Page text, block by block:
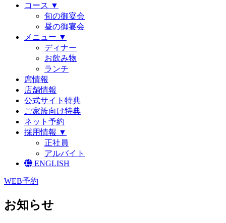
コース ▼
旬の御宴会
昼の御宴会
メニュー ▼
ディナー
お飲み物
ランチ
席情報
店舗情報
公式サイト特典
ご家族向け特典
ネット予約
採用情報 ▼
正社員
アルバイト
ENGLISH
WEB予約
お知らせ